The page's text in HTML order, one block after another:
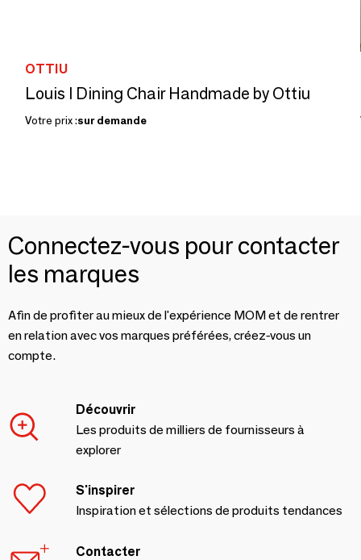
OTTIU
Louis I Dining Chair Handmade by Ottiu
Votre prix :sur demande
Connectez-vous pour contacter
les marques
Afin de profiter au mieux de l'expérience MOM et de rentrer
en relation avec vos marques préférées, créez-vous un
compte.
Découvrir
Les produits de milliers de fournisseurs à
explorer
S'inspirer
Inspiration et sélections de produits tendances
Contacter